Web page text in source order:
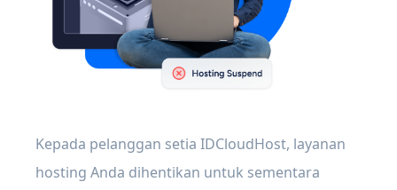
Kepada pelanggan setia IDCloudHost, layanan
hosting Anda dihentikan untuk sementara